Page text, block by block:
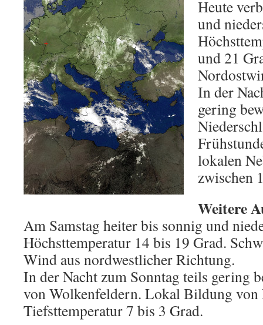
Heute
und
und 21
In der
gering
lokalen
zwischen
Weitere
Am Samstag heiter bis sonnig und
Höchsttemperatur 14 bis 19 Grad.
Wind aus nordwestlicher Richtung.
In der Nacht zum Sonntag teils gering
von Wolkenfeldern. Lokal Bildung von
Tiefsttemperatur 7 bis 3 Grad.